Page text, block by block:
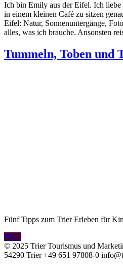
Ich bin Emily aus der Eifel. Ich liebe
in einem kleinen Café zu sitzen
Eifel: Natur, Sonnenuntergänge,
alles, was ich brauche. Ansonsten
Tummeln, Toben
Fünf Tipps zum Trier Erleben für
Mehr
© 2025 Trier Tourismus und
54290 Trier +49 651 97808-0